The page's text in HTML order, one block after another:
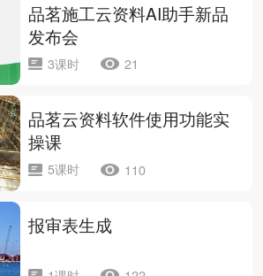
品茗施工云资料AI助手新品
发布会
3课时 21
品茗云资料软件使用功能实
操课
5课时 110
报审表生成